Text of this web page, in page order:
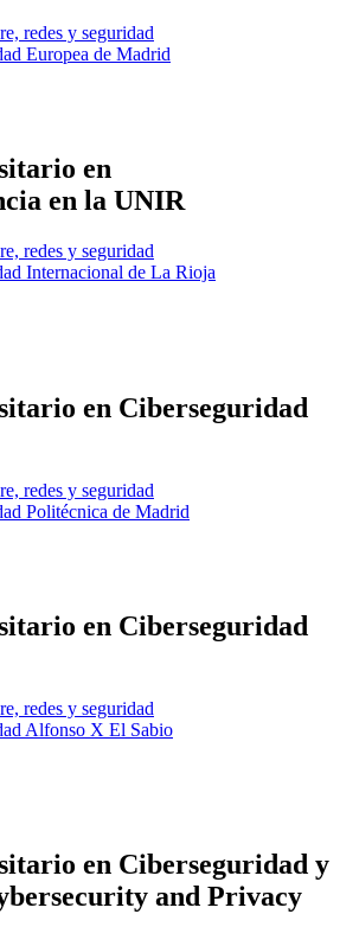
redes y seguridad
Europea de Madrid
en
en la UNIR
redes y seguridad
Internacional de La Rioja
en Ciberseguridad
redes y seguridad
Politécnica de Madrid
en Ciberseguridad
redes y seguridad
Alfonso X El Sabio
en Ciberseguridad y
and Privacy